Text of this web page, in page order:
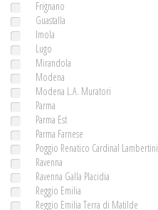
Frignano
Guastalla
Imola
Lugo
Mirandola
Modena
Modena L.A. Muratori
Parma
Parma Est
Parma Farnese
Poggio Renatico Cardinal Lambertini
Ravenna
Ravenna Galla Placidia
Reggio Emilia
Reggio Emilia Terra di Matilde